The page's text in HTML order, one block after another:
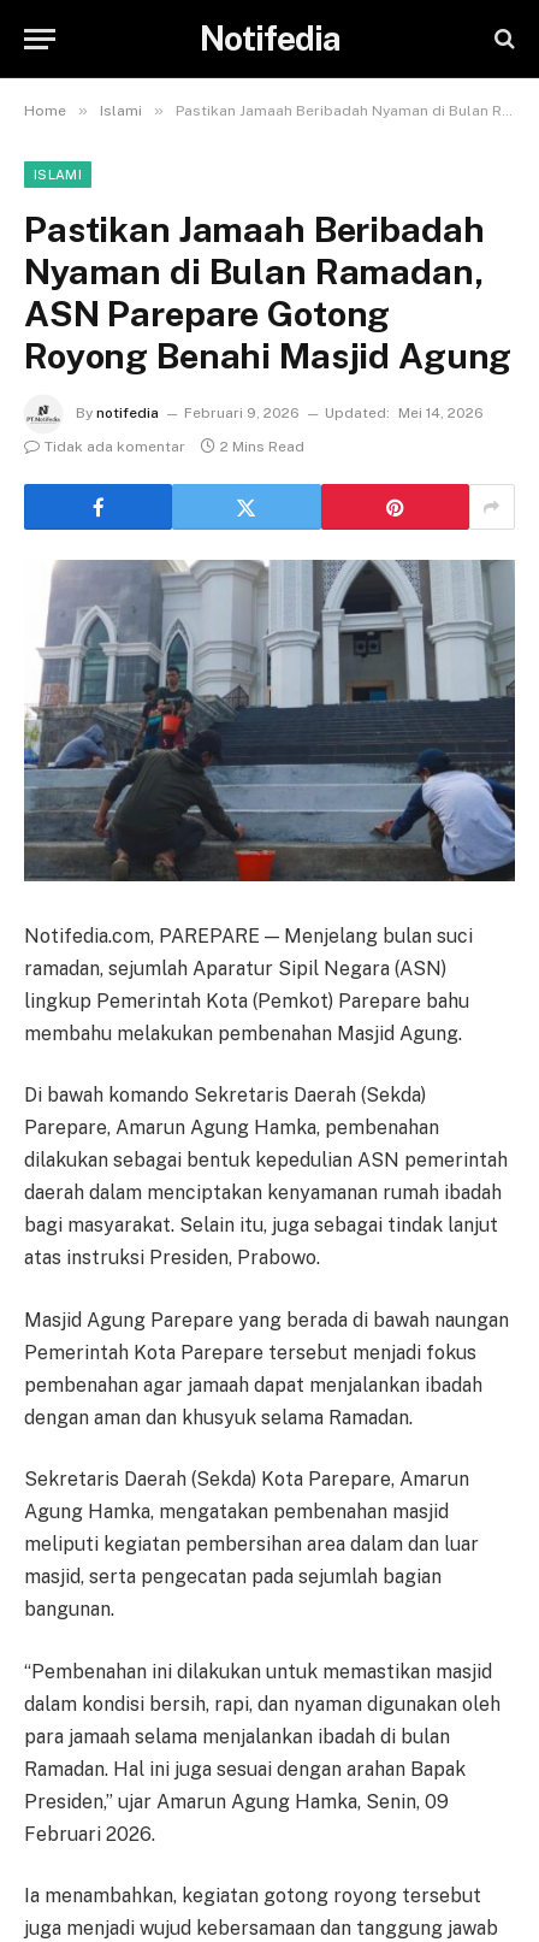
Notifedia
Home » Islami » Pastikan Jamaah Beribadah Nyaman di Bulan Ramadan, ASN Parepare Gotong Royong Benahi Masjid Agung
ISLAMI
Pastikan Jamaah Beribadah
Nyaman di Bulan Ramadan,
ASN Parepare Gotong
Royong Benahi Masjid Agung
By notifedia Februari 9, 2026 Updated:
Mei 14, 2026
Tidak ada komentar
2 Mins Read
Notifedia.com, PAREPARE — Menjelang bulan suci
ramadan, sejumlah Aparatur Sipil Negara (ASN)
lingkup Pemerintah Kota (Pemkot) Parepare bahu
membahu melakukan pembenahan Masjid Agung.
Di bawah komando Sekretaris Daerah (Sekda)
Parepare, Amarun Agung Hamka, pembenahan
dilakukan sebagai bentuk kepedulian ASN pemerintah
daerah dalam menciptakan kenyamanan rumah ibadah
bagi masyarakat. Selain itu, juga sebagai tindak lanjut
atas instruksi Presiden, Prabowo.
Masjid Agung Parepare yang berada di bawah naungan
Pemerintah Kota Parepare tersebut menjadi fokus
pembenahan agar jamaah dapat menjalankan ibadah
dengan aman dan khusyuk selama Ramadan.
Sekretaris Daerah (Sekda) Kota Parepare, Amarun
Agung Hamka, mengatakan pembenahan masjid
meliputi kegiatan pembersihan area dalam dan luar
masjid, serta pengecatan pada sejumlah bagian
bangunan.
“Pembenahan ini dilakukan untuk memastikan masjid
dalam kondisi bersih, rapi, dan nyaman digunakan oleh
para jamaah selama menjalankan ibadah di bulan
Ramadan. Hal ini juga sesuai dengan arahan Bapak
Presiden,” ujar Amarun Agung Hamka, Senin, 09
Februari 2026.
Ia menambahkan, kegiatan gotong royong tersebut
juga menjadi wujud kebersamaan dan tanggung jawab